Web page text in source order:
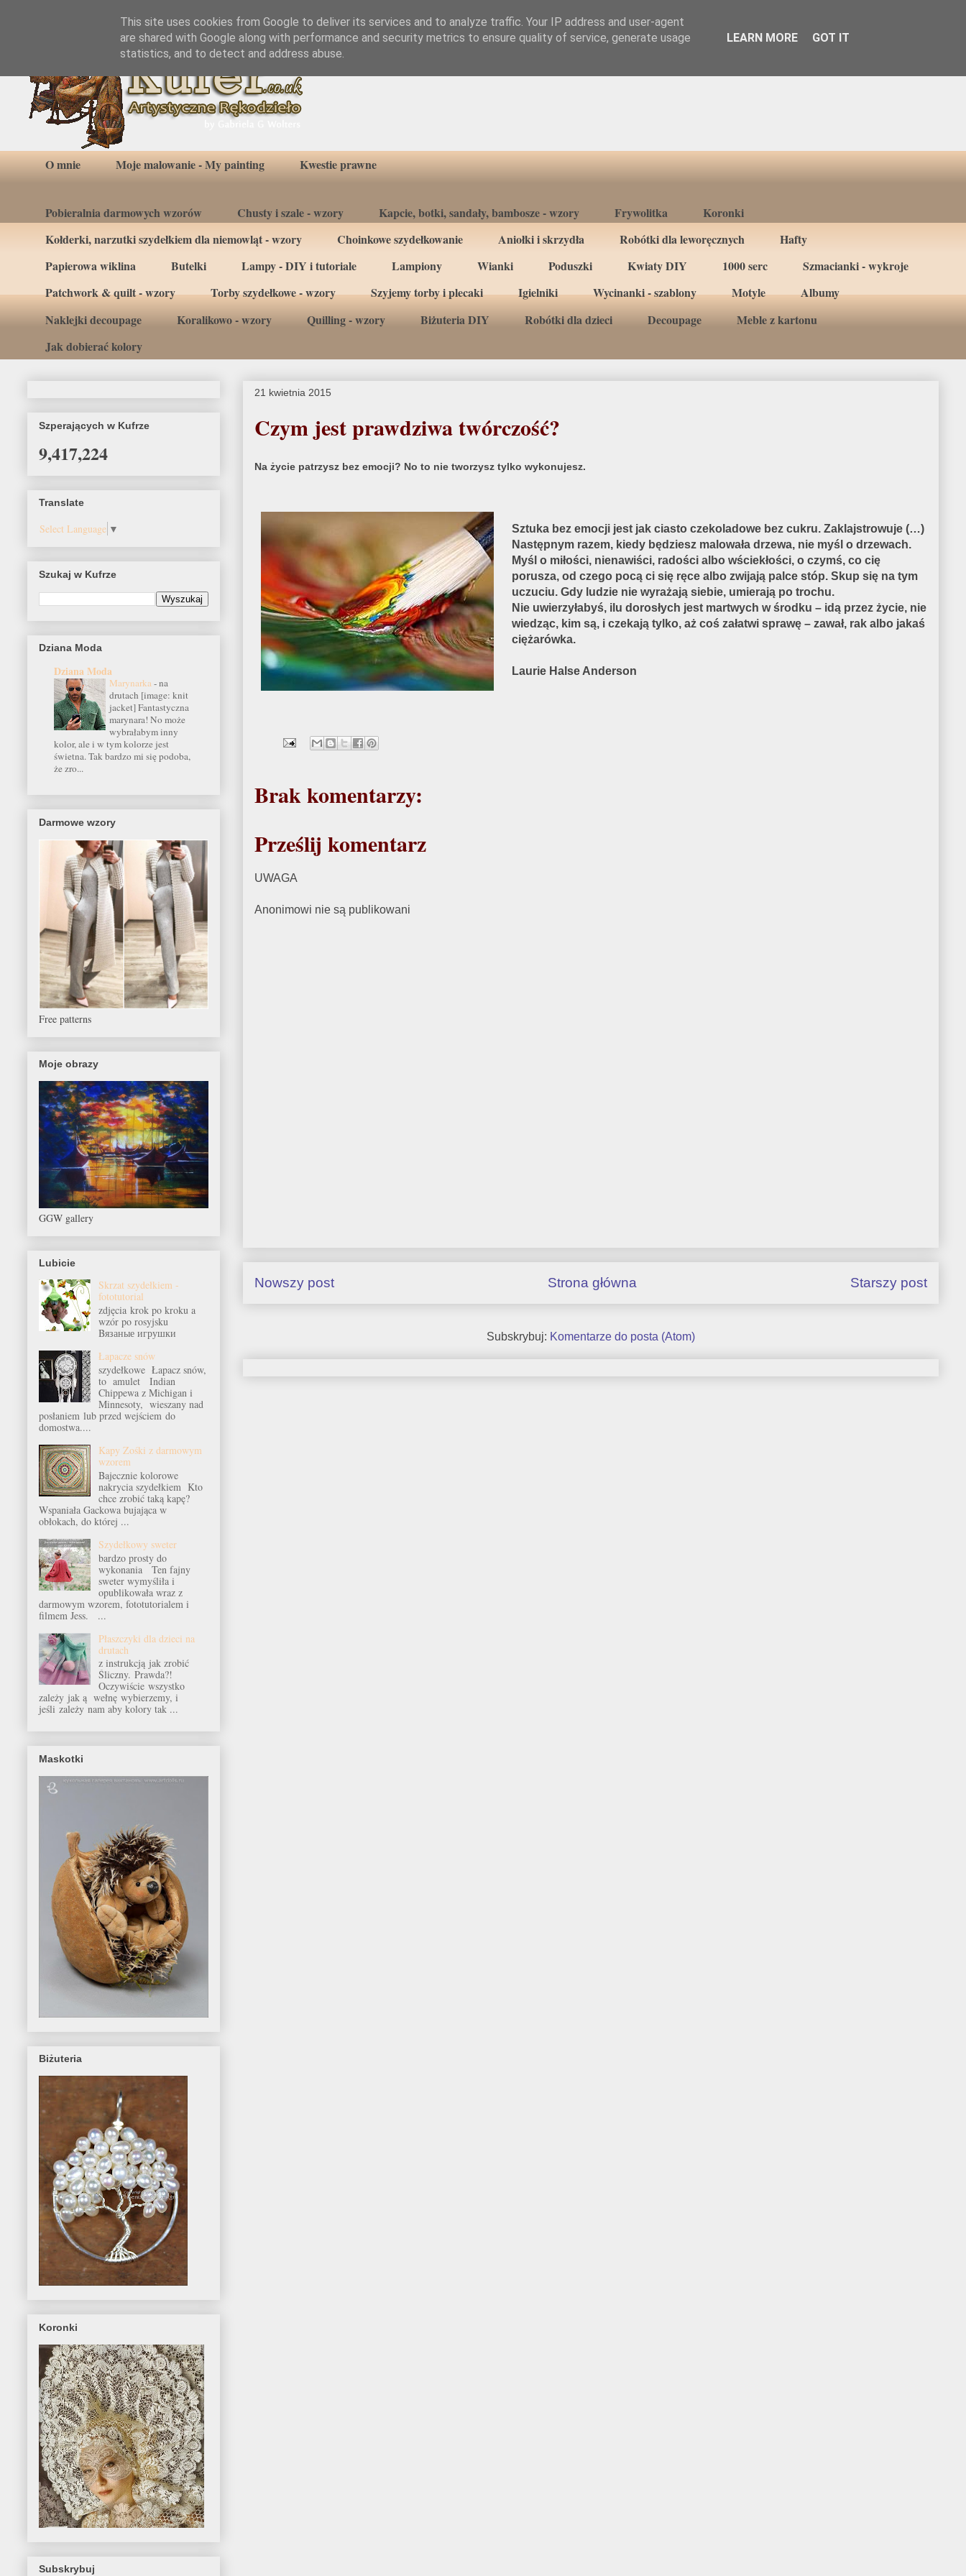
O mnie Moje malowanie - My painting Kwestie prawne
Pobieralnia darmowych wzorów Chusty i szale - wzory Kapcie, botki, sandały, bambosze - wzory Frywolitka
Koronki
Kołderki, narzutki szydełkiem dla niemowląt - wzory
Choinkowe szydełkowanie Aniołki i skrzydła Robótki dla leworęcznych
Hafty
Papierowa wiklina
Butelki Lampy - DIY i tutoriale Lampiony Wianki Poduszki Kwiaty DIY 1000 serc
Szmacianki - wykroje
Patchwork & quilt - wzory
Torby szydełkowe - wzory Szyjemy torby i plecaki Igielniki Wycinanki - szablony Motyle
Albumy
Naklejki decoupage
Koralikowo - wzory Quilling - wzory Biżuteria DIY Robótki dla dzieci Decoupage
Meble z kartonu
Jak dobierać kolory
21 kwietnia 2015
Czym jest prawdziwa twórczość?
Na życie patrzysz bez emocji? No to nie tworzysz tylko wykonujesz.
Sztuka bez emocji jest jak ciasto czekoladowe bez cukru. Zaklajstrowuje (…)
Następnym razem, kiedy będziesz malowała drzewa, nie myśl o drzewach.
Myśl o miłości, nienawiści, radości albo wściekłości, o czymś, co cię
porusza, od czego pocą ci się ręce albo zwijają palce stóp. Skup się na tym
uczuciu. Gdy ludzie nie wyrażają siebie, umierają po trochu.
Nie uwierzyłabyś, ilu dorosłych jest martwych w środku – idą przez życie, nie
wiedząc, kim są, i czekają tylko, aż coś załatwi sprawę – zawał, rak albo jakaś
ciężarówka.
Laurie Halse Anderson
Brak komentarzy:
Prześlij komentarz
UWAGA
Anonimowi nie są publikowani
Nowszy post Starszy post
Strona główna
Subskrybuj: Komentarze do posta (Atom)
Szperających w Kufrze
9,417,224
Translate
Select Language ▼
Szukaj w Kufrze
Dziana Moda
Dziana Moda
Marynarka-na
drutach [image: knit
jacket] Fantastyczna
marynara! No może
wybrałabym inny
kolor, ale i w tym kolorze jest
świetna. Tak bardzo mi się podoba,
że zro...
Darmowe wzory
Free patterns
Moje obrazy
GGW gallery
Lubicie
Skrzat szydełkiem -
fototutorial
zdjęcia krok po kroku a
wzór po rosyjsku
Bязаные игрушки
Łapacze snów
szydełkowe Łapacz snów,
to amulet Indian
Chippewa z Michigan i
Minnesoty, wieszany nad
posłaniem lub przed wejściem do
domostwa....
Kapy Zośki z darmowym
wzorem
Bajecznie kolorowe
nakrycia szydełkiem Kto
chce zrobić taką kapę?
Wspaniała Gackowa bujająca w
obłokach, do której ...
Szydełkowy sweter
bardzo prosty do
wykonania Ten fajny
sweter wymyśliła i
opublikowała wraz z
darmowym wzorem, fototutorialem i
filmem Jess. ...
Płaszczyki dla dzieci na
drutach
z instrukcją jak zrobić
Śliczny. Prawda?!
Oczywiście wszystko
zależy jak ą wełnę wybierzemy, i
jeśli zależy nam aby kolory tak ...
Maskotki
Biżuteria
Koronki
Subskrybuj
This site uses cookies from Google to deliver its services and to analyze traffic. Your IP address and user-agent
are shared with Google along with performance and security metrics to ensure quality of service, generate usage
statistics, and to detect and address abuse.
LEARN MORE GOT IT